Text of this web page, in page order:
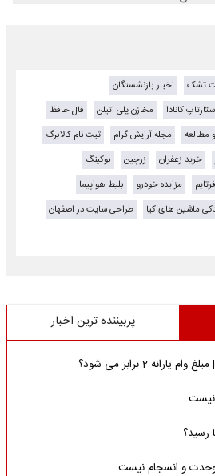
تشک
اخبار بازنشستگان
کانادا مخازن پلی اتیلن
فال حافظ
مطالعه مجله آرایش گرام
ثبت نام کالابرگ
خرید زعفران زرچین
بوکینگ
مزایده خودرو
بلیط هواپیما
ماشین های کیا
طراحی سایت در اصفهان
پربیننده ترین اخبار
2 برابر می شود؟
نیست
رسید؟
وحدت و انسجام نیست